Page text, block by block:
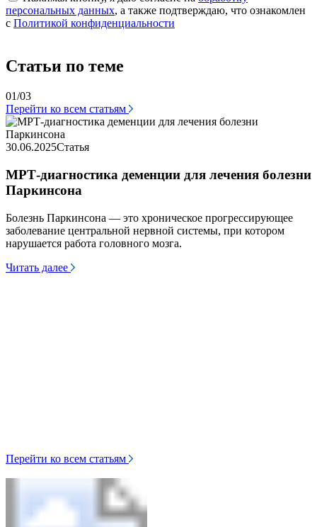
персональных данных, а также подтверждаю, что ознакомлен
с Политикой конфиденциальности
Статьи по теме
01/03
Перейти ко всем статьям
30.06.2025Статья
МРТ-диагностика деменции для лечения болезни
Паркинсона
Болезнь Паркинсона — это хроническое прогрессирующее
заболевание центральной нервной системы, при котором
нарушается работа головного мозга.
Читать далее
Перейти ко всем статьям